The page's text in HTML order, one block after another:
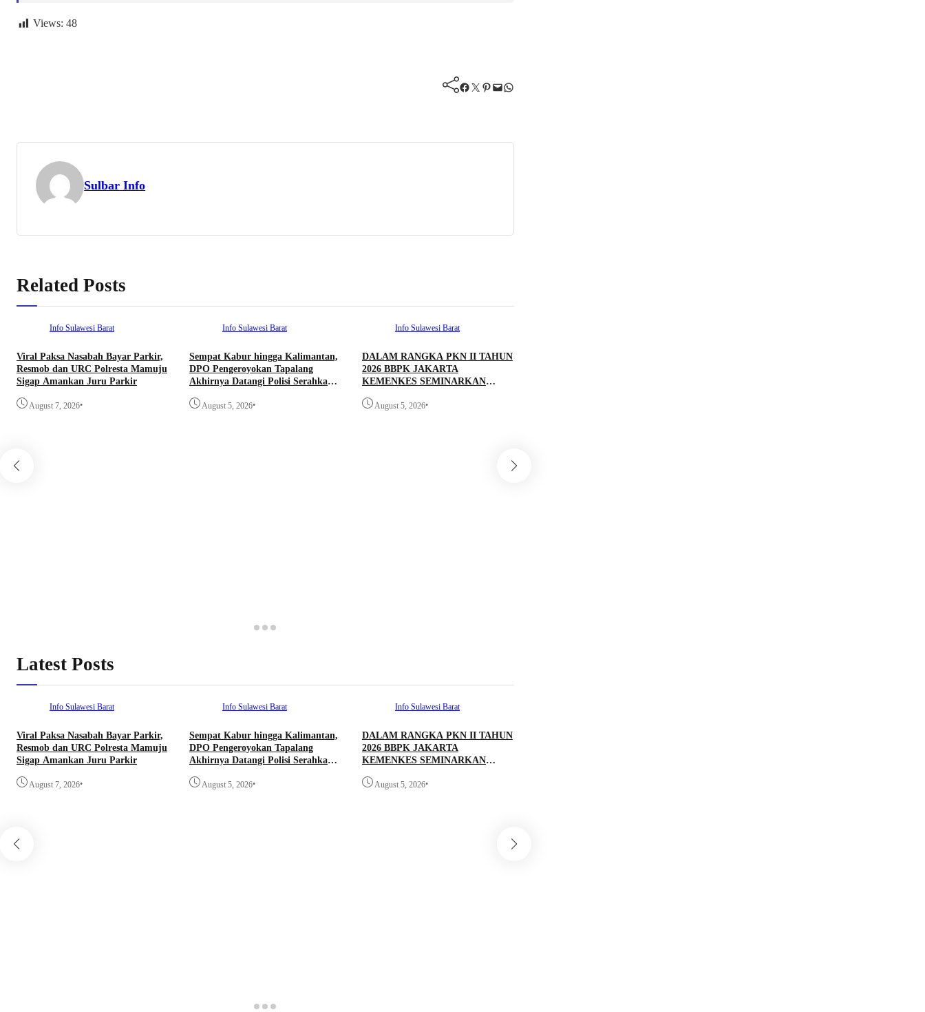
Views: 48
Facebook Twitter Pinterest Mail WhatsApp
Sulbar Info
Related Posts
Info Sulawesi Barat
Viral Paksa Nasabah Bayar Parkir,
Resmob dan URC Polresta Mamuju
Sigap Amankan Juru Parkir
August 7, 2026•
Info Sulawesi Barat
Sempat Kabur hingga Kalimantan,
DPO Pengeroyokan Tapalang
Akhirnya Datangi Polisi Serahkan
August 5, 2026•
Info Sulawesi Barat
DALAM RANGKA PKN II TAHUN
2026 BBPK JAKARTA
KEMENKES SEMINARKAN
PROYEK PERUBAHAN KETUK
August 5, 2026•
Latest Posts
Info Sulawesi Barat
Viral Paksa Nasabah Bayar Parkir,
Resmob dan URC Polresta Mamuju
Sigap Amankan Juru Parkir
August 7, 2026•
Info Sulawesi Barat
Sempat Kabur hingga Kalimantan,
DPO Pengeroyokan Tapalang
Akhirnya Datangi Polisi Serahkan
August 5, 2026•
Info Sulawesi Barat
DALAM RANGKA PKN II TAHUN
2026 BBPK JAKARTA
KEMENKES SEMINARKAN
PROYEK PERUBAHAN KETUK
August 5, 2026•